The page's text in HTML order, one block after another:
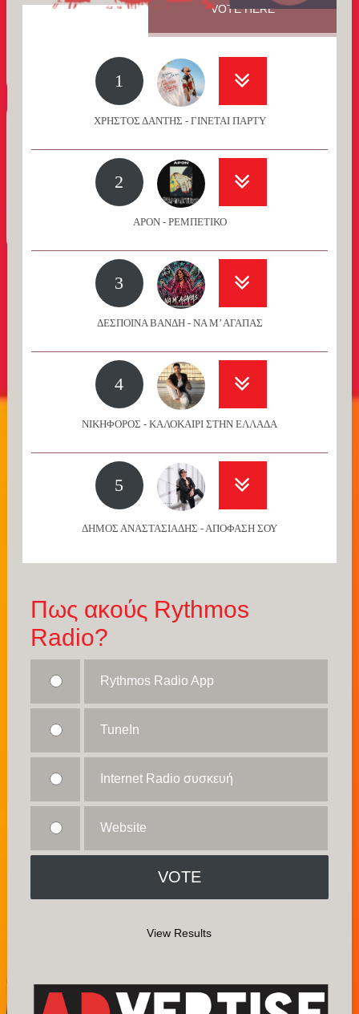
VOTE HERE
1
ΧΡΗΣΤΟΣ ΔΑΝΤΗΣ - ΓΙΝΕΤΑΙ ΠΑΡΤΥ
2
APON - ΡΕΜΠΕΤΙΚΟ
3
ΔΕΣΠΟΙΝΑ ΒΑΝΔΗ - ΝΑ Μ’ ΑΓΑΠΑΣ
4
ΝΙΚΗΦΟΡΟΣ - ΚΑΛΟΚΑΙΡΙ ΣΤΗΝ ΕΛΛΑΔΑ
5
ΔΗΜΟΣ ΑΝΑΣΤΑΣΙΑΔΗΣ - ΑΠΟΦΑΣΗ ΣΟΥ
Πως ακούς Rythmos
Radio?
Rythmos Radio App
TuneIn
Internet Radio συσκευή
Website
View Results